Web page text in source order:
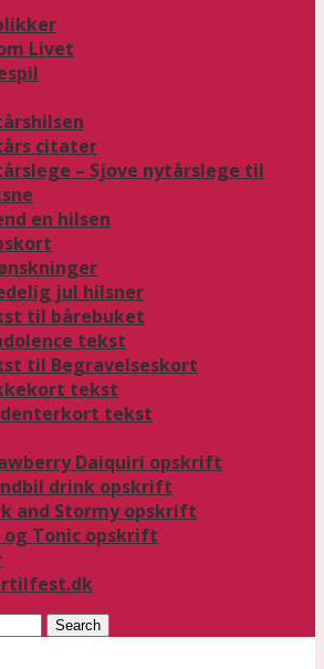
Livet
citater
– Sjove nytårslege til
en hilsen
jul hilsner
til bårebuket
tekst
til Begravelseskort
tekst
tekst
Daiquiri opskrift
drink opskrift
and Stormy opskrift
og Tonic opskrift
Search